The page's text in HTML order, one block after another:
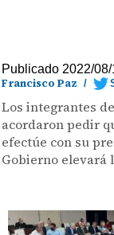
Publicado 2022/
Francisco Paz /
Los integrantes
acordaron pedir
efectúe con su
Gobierno elevará